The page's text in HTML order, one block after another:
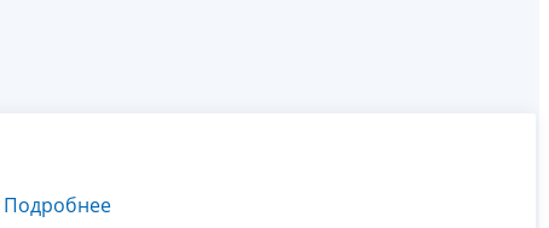
Подробнее